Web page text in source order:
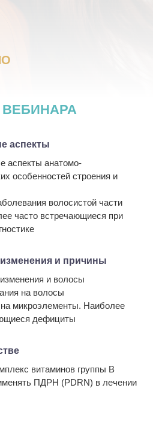
аспекты
аспекты анатомо-
особенностей строения и
волосистой части
часто встречающиеся при
и причины
и волосы
на волосы
микроэлементы. Наиболее
дефициты
витаминов группы В
ПДРН (PDRN) в лечении